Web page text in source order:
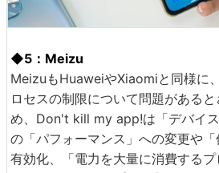
◆5：Meizu
MeizuもHuaweiやXiaomiと同様に
ロセスの制限について問題がある
め、Don't kill my app!は「デバイ
の「パフォーマンス」への変更や
有効化、「電力を大量に消費する